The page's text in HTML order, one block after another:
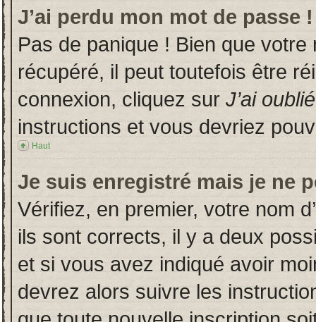
J’ai perdu mon mot de passe !
Pas de panique ! Bien que
récupéré, il peut toutefois être
connexion, cliquez sur J’ai
instructions et vous devriez
Haut
Je suis enregistré mais je ne
Vérifiez, en premier, votre nom
ils sont corrects, il y a deux
et si vous avez indiqué avoir
devrez alors suivre les